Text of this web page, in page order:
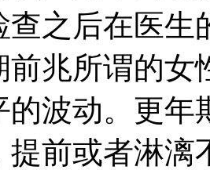
查之后在医生
前兆所谓的女
的波动。更年
提前或者淋